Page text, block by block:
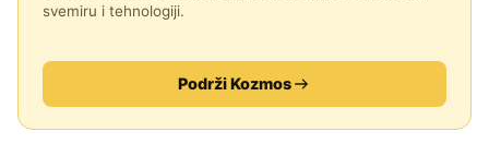
svemiru i tehnologiji.
Podrži Kozmos